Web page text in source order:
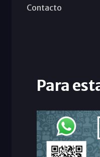
Contacto
Para